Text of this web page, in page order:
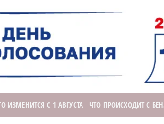
ИЗМЕНИТСЯ С 1 АВГУСТА ЧТО ПРОИСХОДИТ С